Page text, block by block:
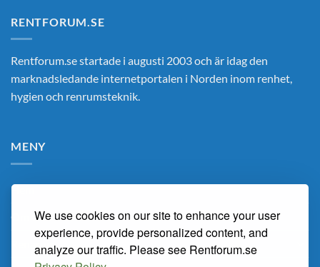
We use cookies on our site to enhance your user
experience, provide personalized content, and
analyze our traffic. Please see Rentforum.se
RENTFORUM.SE
Rentforum.se startade i augusti 2003 och är idag den
marknadsledande internetportalen i Norden inom renhet,
hygien och renrumsteknik.
MENY
Hem
Om Oss
Renarum